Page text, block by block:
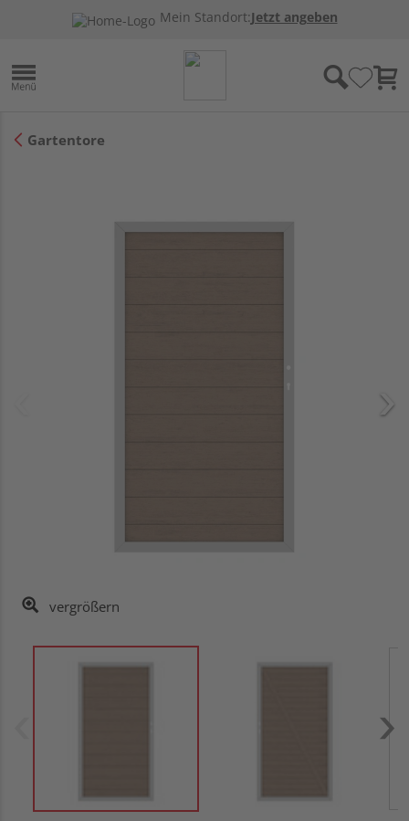
Mein Standort:Jetzt angeben
Gartentore
vergrößern